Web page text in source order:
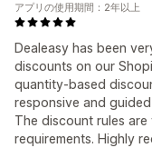
Dealeasy has been
discounts on our
quantity-based
responsive and
The discount rules
requirements. Highly
アプリの使用期間：2年以上